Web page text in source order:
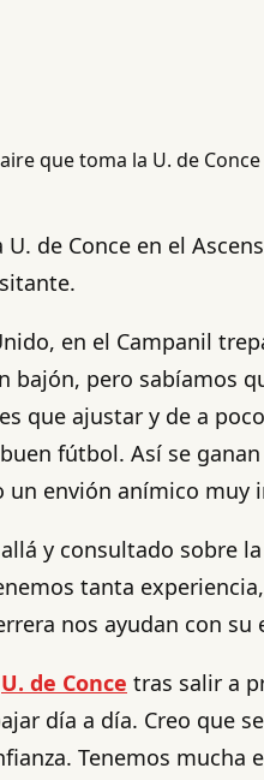
de Conce en el
en el Campanil
bajón, pero sabíamos
que ajustar y de a
fútbol. Así se
un envión anímico
y consultado sobre
tanta
nos ayudan con
U. de Conce tras salir a
día a día. Creo que
Tenemos